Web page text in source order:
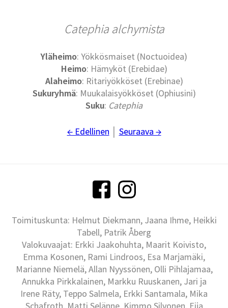
Catephia alchymista
Yläheimo: Yökkösmaiset (Noctuoidea)
Heimo: Hämyköt (Erebidae)
Alaheimo: Ritariyökköset (Erebinae)
Sukuryhmä: Muukalaisyökköset (Ophiusini)
Suku: Catephia
← Edellinen Seuraava →
Toimituskunta: Helmut Diekmann, Jaana Ihme, Heikki
Tabell, Patrik Åberg
Valokuvaajat: Erkki Jaakohuhta, Maarit Koivisto,
Emma Kosonen, Rami Lindroos, Esa Marjamäki,
Marianne Niemelä, Allan Nyyssönen, Olli Pihlajamaa,
Annukka Pirkkalainen, Markku Ruuskanen, Jari ja
Irene Räty, Teppo Salmela, Erkki Santamala, Mika